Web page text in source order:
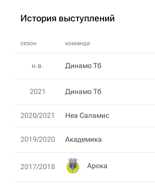
История выступлений
сезон команда
н.в. Динамо Тб
2021 Динамо Тб
2020/2021 Неа Саламис
2019/2020 Академика
2017/2018 Арока